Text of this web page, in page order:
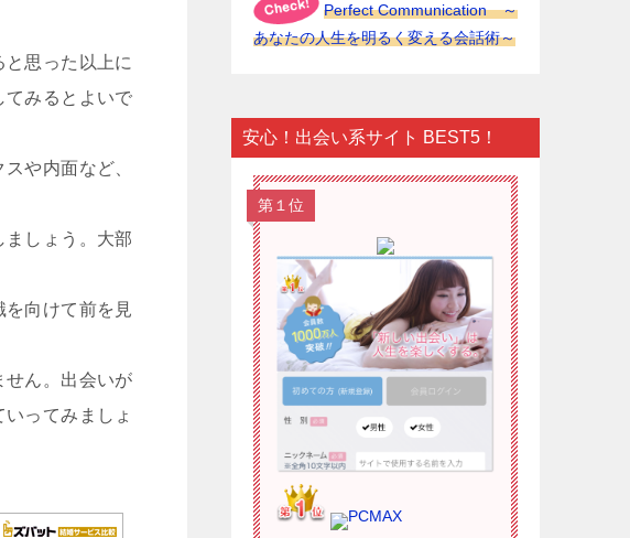
思った以上に
てみるとよいで
や内面など、
しょう。大部
向けて前を見
せん。出会いが
ってみましょ
Perfect Communication ～
あなたの人生を明るく変える会話術～
安心！出会い系サイト BEST5！
第１位
PCMAX